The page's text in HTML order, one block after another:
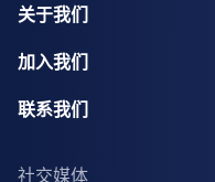
关于我们
加入我们
联系我们
社交媒体